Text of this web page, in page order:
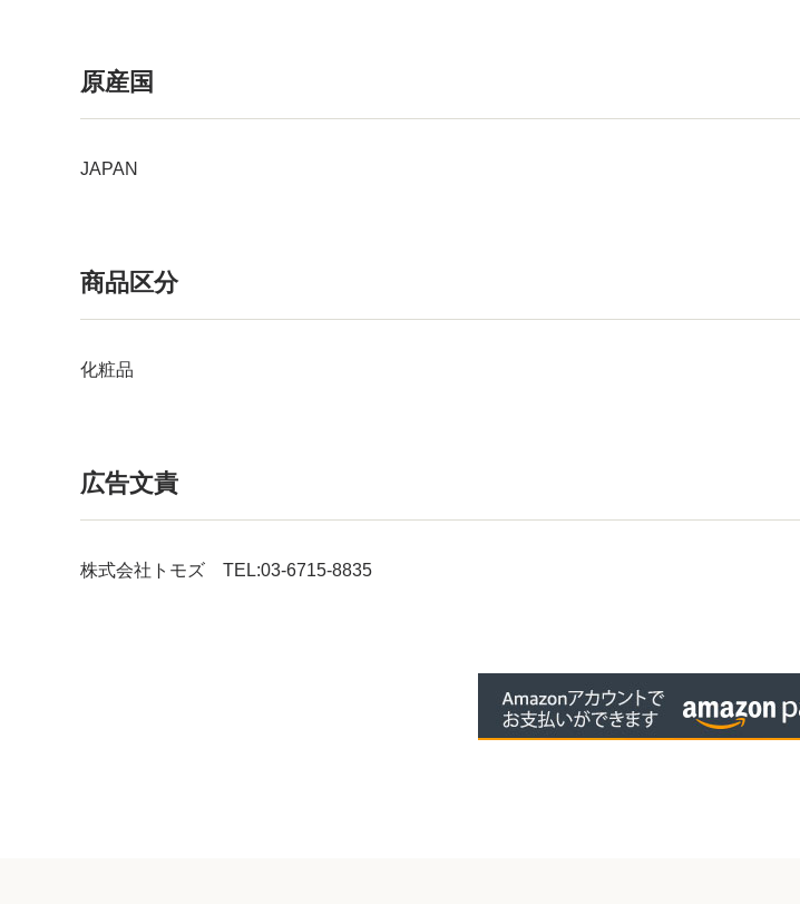
原産国
JAPAN
商品区分
化粧品
広告文責
株式会社トモズ TEL:03-6715-8835